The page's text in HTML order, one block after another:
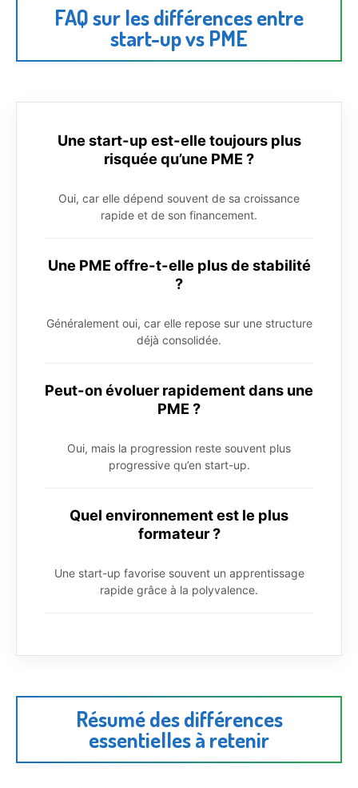
FAQ sur les différences entre
start-up vs PME
Une start-up est-elle toujours plus
risquée qu’une PME ?
Oui, car elle dépend souvent de sa croissance
rapide et de son financement.
Une PME offre-t-elle plus de stabilité
?
Généralement oui, car elle repose sur une structure
déjà consolidée.
Peut-on évoluer rapidement dans une
PME ?
Oui, mais la progression reste souvent plus
progressive qu’en start-up.
Quel environnement est le plus
formateur ?
Une start-up favorise souvent un apprentissage
rapide grâce à la polyvalence.
Résumé des différences
essentielles à retenir